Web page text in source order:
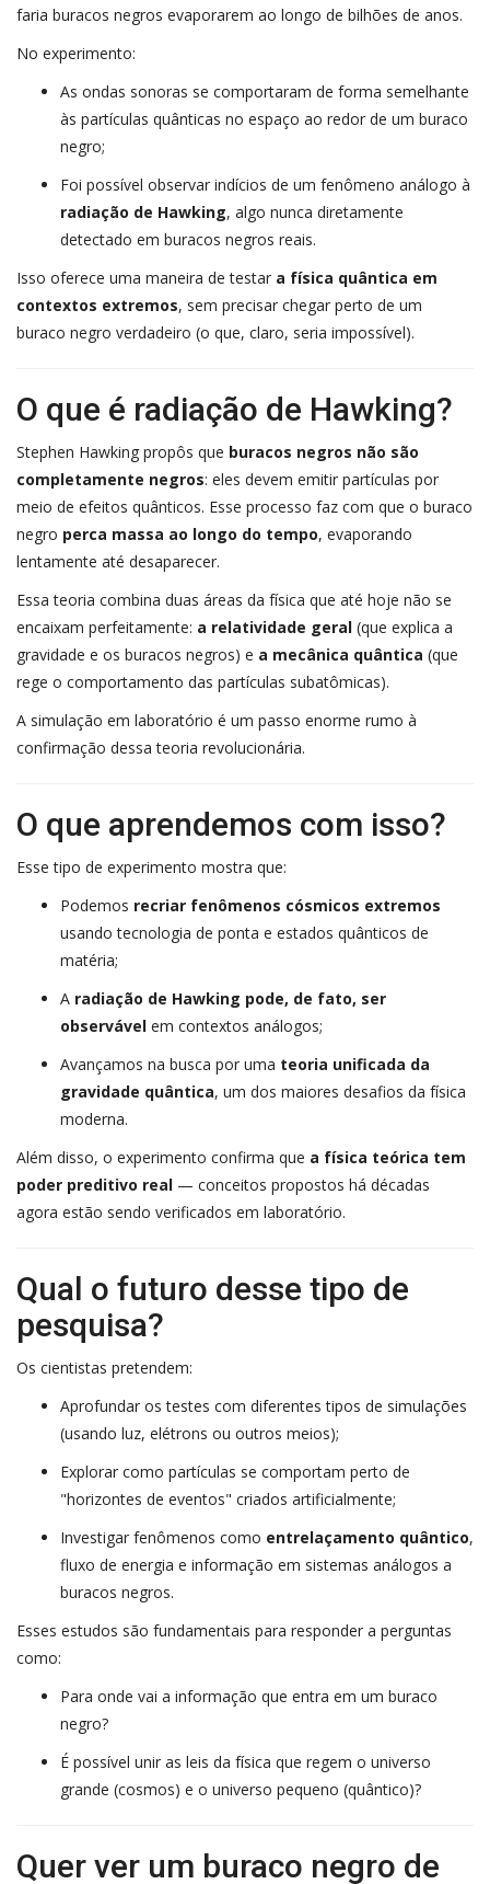
faria buracos negros evaporarem ao longo de bilhões de anos.
No experimento:
As ondas sonoras se comportaram de forma semelhante
às partículas quânticas no espaço ao redor de um buraco
negro;
Foi possível observar indícios de um fenômeno análogo à
radiação de Hawking, algo nunca diretamente
detectado em buracos negros reais.
Isso oferece uma maneira de testar a física quântica em
contextos extremos, sem precisar chegar perto de um
buraco negro verdadeiro (o que, claro, seria impossível).
O que é radiação de Hawking?
Stephen Hawking propôs que buracos negros não são
completamente negros: eles devem emitir partículas por
meio de efeitos quânticos. Esse processo faz com que o buraco
negro perca massa ao longo do tempo, evaporando
lentamente até desaparecer.
Essa teoria combina duas áreas da física que até hoje não se
encaixam perfeitamente: a relatividade geral (que explica a
gravidade e os buracos negros) e a mecânica quântica (que
rege o comportamento das partículas subatômicas).
A simulação em laboratório é um passo enorme rumo à
confirmação dessa teoria revolucionária.
O que aprendemos com isso?
Esse tipo de experimento mostra que:
Podemos recriar fenômenos cósmicos extremos
usando tecnologia de ponta e estados quânticos de
matéria;
A radiação de Hawking pode, de fato, ser
observável em contextos análogos;
Avançamos na busca por uma teoria unificada da
gravidade quântica, um dos maiores desafios da física
moderna.
Além disso, o experimento confirma que a física teórica tem
poder preditivo real — conceitos propostos há décadas
agora estão sendo verificados em laboratório.
Qual o futuro desse tipo de
pesquisa?
Os cientistas pretendem:
Aprofundar os testes com diferentes tipos de simulações
(usando luz, elétrons ou outros meios);
Explorar como partículas se comportam perto de
"horizontes de eventos" criados artificialmente;
Investigar fenômenos como entrelaçamento quântico,
fluxo de energia e informação em sistemas análogos a
buracos negros.
Esses estudos são fundamentais para responder a perguntas
como:
Para onde vai a informação que entra em um buraco
negro?
É possível unir as leis da física que regem o universo
grande (cosmos) e o universo pequeno (quântico)?
Quer ver um buraco negro de